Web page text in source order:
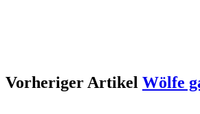
Vorheriger Artikel Wölfe